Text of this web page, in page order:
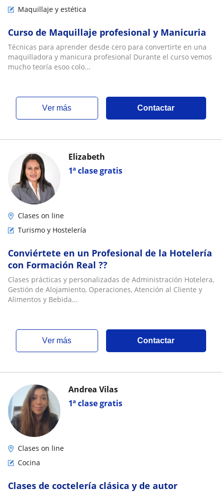
Maquillaje y estética
Curso de Maquillaje profesional y Manicuria
Técnicas para aprender desde cero para convertirte en una
maquilladora y manicura profesional Durante el curso vemos
mucho teoría esoo colo...
ver más Contactar
1ª clase gratis
Elizabeth
Clases on line
Turismo y Hostelería
Conviértete en un Profesional de la Hotelería
con Formación Real ??
Clases prácticas y personalizadas de Administración Hotelera,
Gestión de Alojamiento, Operaciones, Atención al Cliente y
Alimentos y Bebida...
ver más Contactar
1ª clase gratis
Andrea Vilas
Clases on line
Cocina
Clases de coctelería clásica y de autor